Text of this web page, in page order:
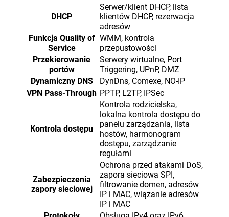
DHCP
Serwer/klient DHCP, lista
klientów DHCP, rezerwacja
adresów
Funkcja Quality of
Service
WMM, kontrola
przepustowości
Przekierowanie
portów
Serwery wirtualne, Port
Triggering, UPnP, DMZ
Dynamiczny DNS
DynDns, Comexe, NO-IP
VPN Pass-Through PPTP, L2TP, IPSec
Kontrola dostępu
Kontrola rodzicielska,
lokalna kontrola dostępu do
panelu zarządzania, lista
hostów, harmonogram
dostępu, zarządzanie
regułami
Zabezpieczenia
zapory sieciowej
Ochrona przed atakami DoS,
zapora sieciowa SPI,
filtrowanie domen, adresów
IP i MAC, wiązanie adresów
IP i MAC